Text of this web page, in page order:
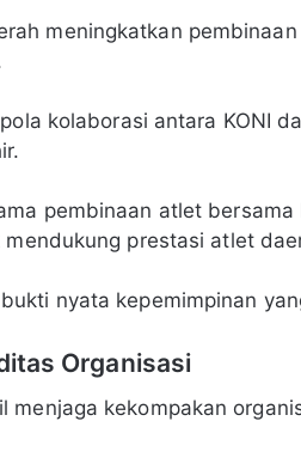
meningkatkan
kolaborasi antara KONI
pembinaan atlet bersama
prestasi atlet
nyata kepemimpinan
Organisasi
menjaga kekompakan